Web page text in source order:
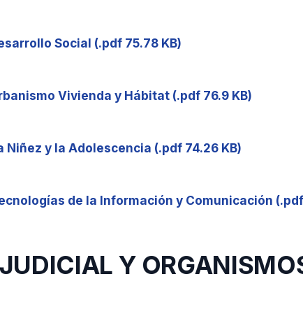
Social (.pdf 75.78 KB)
Vivienda y Hábitat (.pdf 76.9 KB)
Niñez y la Adolescencia (.pdf 74.26 KB)
de la Información y Comunicación (.pdf
Y